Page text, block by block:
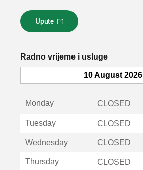
Upute
L
i
k
o
u
Radno vrijeme i usluge
10 August 2026
Monday CLOSED
Tuesday CLOSED
Wednesday CLOSED
Thursday CLOSED